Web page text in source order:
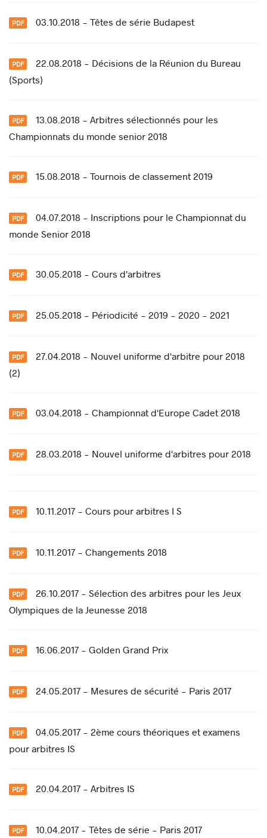
03.10.2018 - Têtes de série Budapest
22.08.2018 - Décisions de la Réunion du Bureau
(Sports)
13.08.2018 - Arbitres sélectionnés pour les
Championnats du monde senior 2018
15.08.2018 - Tournois de classement 2019
04.07.2018 - Inscriptions pour le Championnat du
monde Senior 2018
30.05.2018 - Cours d'arbitres
25.05.2018 - Périodicité - 2019 - 2020 - 2021
27.04.2018 - Nouvel uniforme d'arbitre pour 2018
(2)
03.04.2018 - Championnat d'Europe Cadet 2018
28.03.2018 - Nouvel uniforme d'arbitres pour 2018
10.11.2017 - Cours pour arbitres I S
10.11.2017 - Changements 2018
26.10.2017 - Sélection des arbitres pour les Jeux
Olympiques de la Jeunesse 2018
16.06.2017 - Golden Grand Prix
24.05.2017 - Mesures de sécurité - Paris 2017
04.05.2017 - 2ème cours théoriques et examens
pour arbitres IS
20.04.2017 - Arbitres IS
10.04.2017 - Têtes de série - Paris 2017